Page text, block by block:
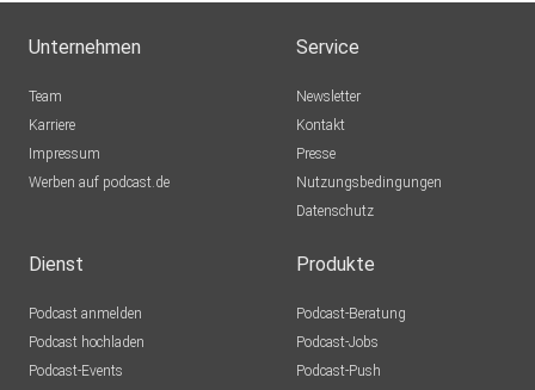
Unternehmen
Team
Karriere
Impressum
Werben auf podcast.de
Service
Newsletter
Kontakt
Presse
Nutzungsbedingungen
Datenschutz
Dienst
Podcast anmelden
Podcast hochladen
Podcast-Events
Produkte
Podcast-Beratung
Podcast-Jobs
Podcast-Push